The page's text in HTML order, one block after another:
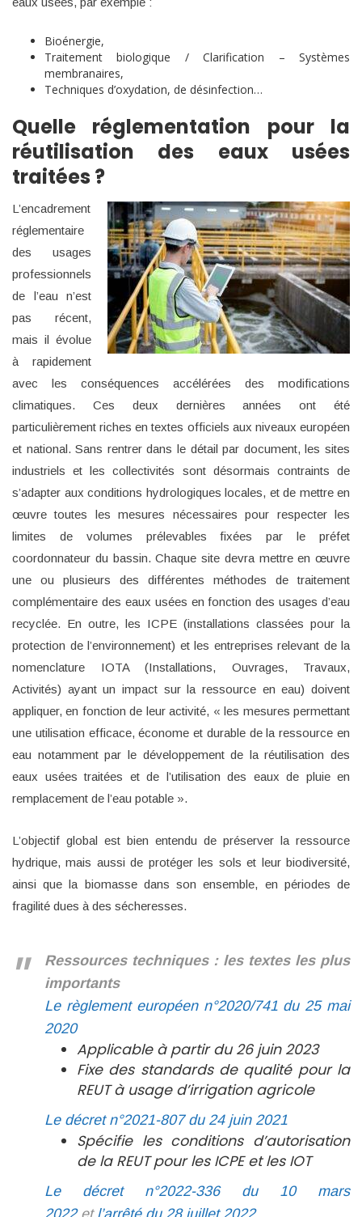
Bioénergie,
Traitement biologique / Clarification – Systèmes
membranaires,
Techniques d’oxydation, de désinfection…
Quelle réglementation pour la
réutilisation des eaux usées
traitées ?
L’encadrement
réglementaire
des usages
professionnels
de l’eau n’est
pas récent,
mais il évolue
à rapidement
avec les conséquences accélérées des modifications
climatiques. Ces deux dernières années ont été
particulièrement riches en textes officiels aux niveaux européen
et national. Sans rentrer dans le détail par document, les sites
industriels et les collectivités sont désormais contraints de
s’adapter aux conditions hydrologiques locales, et de mettre en
œuvre toutes les mesures nécessaires pour respecter les
limites de volumes prélevables fixées par le préfet
coordonnateur du bassin. Chaque site devra mettre en œuvre
une ou plusieurs des différentes méthodes de traitement
complémentaire des eaux usées en fonction des usages d’eau
recyclée. En outre, les ICPE (installations classées pour la
protection de l’environnement) et les entreprises relevant de la
nomenclature IOTA (Installations, Ouvrages, Travaux,
Activités) ayant un impact sur la ressource en eau) doivent
appliquer, en fonction de leur activité, « les mesures permettant
une utilisation efficace, économe et durable de la ressource en
eau notamment par le développement de la réutilisation des
eaux usées traitées et de l’utilisation des eaux de pluie en
remplacement de l’eau potable ».
L’objectif global est bien entendu de préserver la ressource
hydrique, mais aussi de protéger les sols et leur biodiversité,
ainsi que la biomasse dans son ensemble, en périodes de
fragilité dues à des sécheresses.
Ressources techniques : les textes les plus
importants
Le règlement européen n°2020/741 du 25 mai
2020
Applicable à partir du 26 juin 2023
Fixe des standards de qualité pour la
REUT à usage d’irrigation agricole
Le décret n°2021-807 du 24 juin 2021
Spécifie les conditions d’autorisation
de la REUT pour les ICPE et les IOT
Le décret n°2022-336 du 10 mars
2022et l’arrêté du 28 juillet 2022